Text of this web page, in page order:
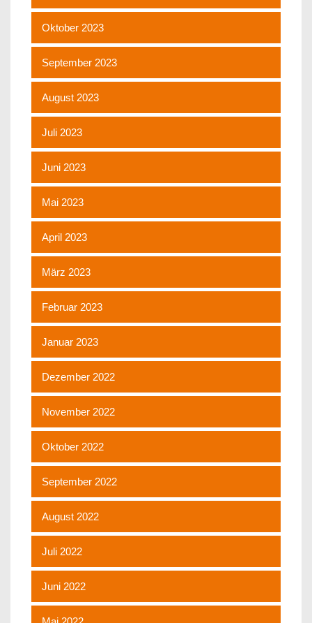
Oktober 2023
September 2023
August 2023
Juli 2023
Juni 2023
Mai 2023
April 2023
März 2023
Februar 2023
Januar 2023
Dezember 2022
November 2022
Oktober 2022
September 2022
August 2022
Juli 2022
Juni 2022